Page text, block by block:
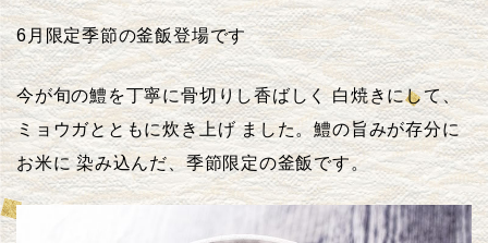
6月限定季節の釜飯登場です
今が旬の鱧を丁寧に骨切りし香ばしく 白焼きにして、
ミョウガとともに炊き上げ ました。鱧の旨みが存分に
お米に 染み込んだ、季節限定の釜飯です。